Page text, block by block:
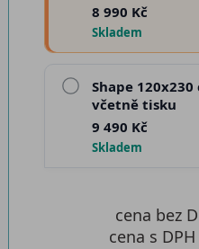
8 990 Kč
Skladem
Shape
včetně tisku
9 490 Kč
Skladem
cena bez
cena s DPH